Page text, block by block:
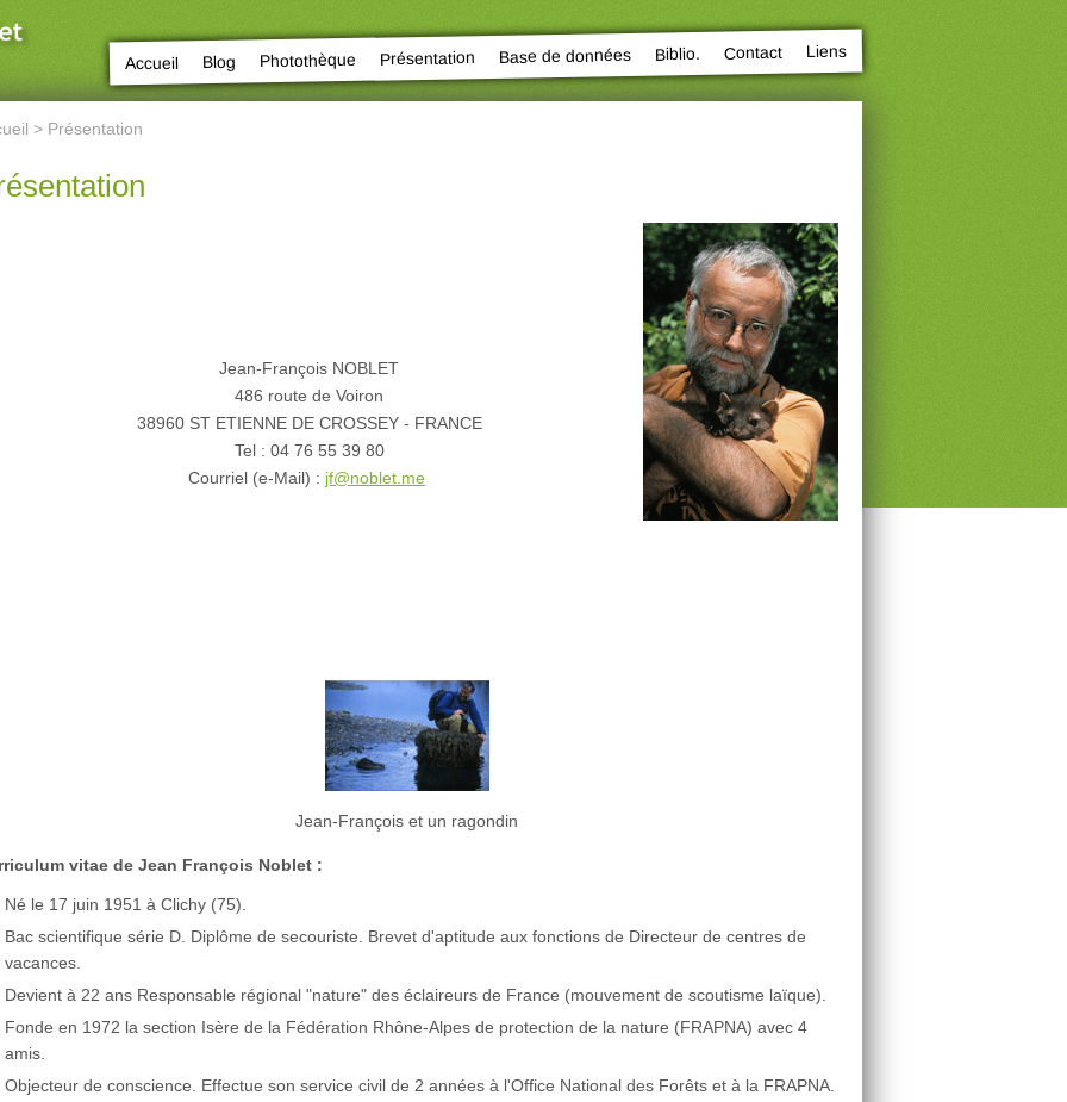
Accueil Blog Photothèque Présentation Base de données Biblio. Contact Liens
> Présentation
Jean-François NOBLET
486 route de Voiron
38960 ST ETIENNE DE CROSSEY - FRANCE
Tel : 04 76 55 39 80
Courriel (e-Mail) : jf@noblet.me
Jean-François et un ragondin
vitae de Jean François Noblet :
Né le 17 juin 1951 à Clichy (75).
Bac scientifique série D. Diplôme de secouriste. Brevet d'aptitude aux fonctions de Directeur de centres de
vacances.
Devient à 22 ans Responsable régional "nature" des éclaireurs de France (mouvement de scoutisme laïque).
Fonde en 1972 la section Isère de la Fédération Rhône-Alpes de protection de la nature (FRAPNA) avec 4
amis.
Objecteur de conscience. Effectue son service civil de 2 années à l'Office National des Forêts et à la FRAPNA.